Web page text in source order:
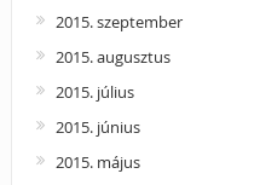
2015. szeptember
2015. augusztus
2015. július
2015. június
2015. május